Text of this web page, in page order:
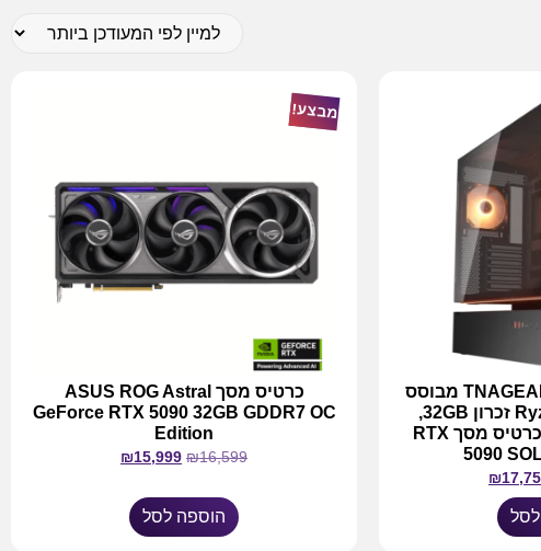
מחשב גיימינג TNAGEAMD95 מבוסס
מעבד Ryzen 5 9600X זכרון 32GB,
אחסון 1TB NVMe וכרטיס מסך RTX
5090
₪
מבצע!
כרטיס מסך ASUS ROG Astral
GeForce RTX 5090 32GB GDDR7 OC
Edition
₪16,599
₪15,999
הוספה לסל